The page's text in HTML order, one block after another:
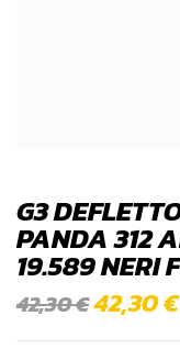
G3
PANDA 312
19.589 NERI
42,30€42,30€